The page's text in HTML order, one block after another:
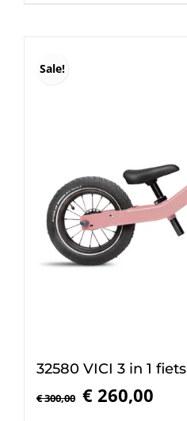
Sale!
32580 VICI 3 in 1 fiets
€300,00
Oorspronkelijke
€ 260,00